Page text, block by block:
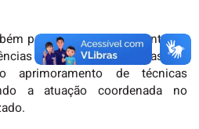
proporcionou a apresentação
exitosas desenvolvidas nos
aprimoramento de técnicas
a atuação coordenada no